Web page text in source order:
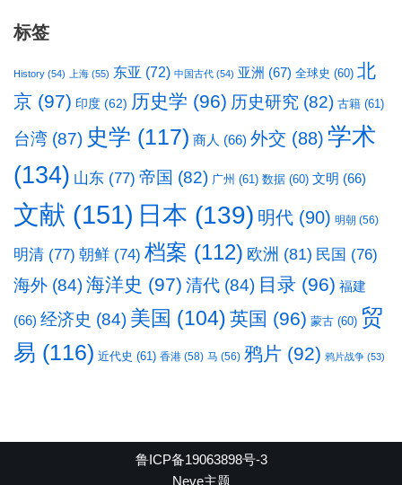
标签
History (54) 上海 (55) 东亚 (72) 中国古代 (54) 亚洲 (67) 全球史 (60) 北
京 (97) 印度 (62) 历史学 (96) 历史研究 (82) 古籍 (61)
台湾 (87) 史学 (117) 商人 (66) 外交 (88) 学术
(134) 山东 (77) 帝国 (82) 广州 (61) 数据 (60) 文明 (66)
文献 (151) 日本 (139) 明代 (90) 明朝 (56)
明清 (77) 朝鲜 (74) 档案 (112) 欧洲 (81) 民国 (76)
海外 (84)海洋史 (97) 清代 (84) 目录 (96) 福建
(66) 经济史 (84) 美国 (104) 英国 (96) 蒙古 (60) 贸
易 (116) 近代史 (61) 香港 (58) 马 (56) 鸦片 (92) 鸦片战争 (53)
鲁ICP备19063898号-3
Neve主题